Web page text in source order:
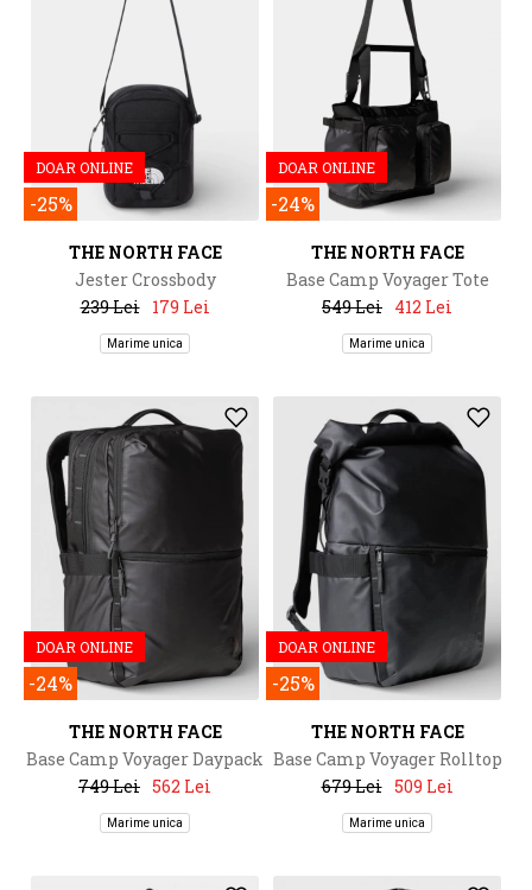
DOAR ONLINE
-25%
THE NORTH FACE
Jester Crossbody
239 Lei
179 Lei
Marime unica
DOAR ONLINE
-24%
THE NORTH FACE
Base Camp Voyager Tote
549 Lei 412 Lei
Marime unica
DOAR ONLINE
-24%
THE NORTH FACE
Base Camp Voyager Daypack
749 Lei 562 Lei
Marime unica
DOAR ONLINE
-25%
THE NORTH FACE
Base Camp Voyager Rolltop
679 Lei 509 Lei
Marime unica